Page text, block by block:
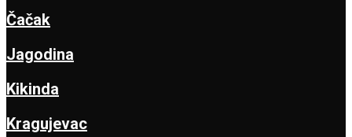
Čačak
Jagodina
Kikinda
Kragujevac